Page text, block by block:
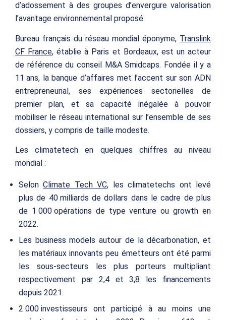
d’adossement à des groupes d’envergure valorisation
l’avantage environnemental proposé.
Bureau français du réseau mondial éponyme, Translink
CF France, établie à Paris et Bordeaux, est un acteur
de référence du conseil M&A Smidcaps. Fondée il y a
11 ans, la banque d’affaires met l’accent sur son ADN
entrepreneurial, ses expériences sectorielles de
premier plan, et sa capacité inégalée à pouvoir
mobiliser le réseau international sur l’ensemble de ses
dossiers, y compris de taille modeste.
Lesclimatetech en quelques chiffres au niveau
mondial :
SelonClimate Tech VC, lesclimatetechs ont levé
plus de 40 milliards de dollars dans le cadre de plus
de 1 000 opérations de typeventureougrowthen
2022.
Les business models autour de la décarbonation, et
les matériaux innovants peu émetteurs ont été parmi
les sous-secteurs les plus porteurs multipliant
respectivement par 2,4 et 3,8 les financements
depuis 2021.
2 000 investisseurs ont participé à au moins une